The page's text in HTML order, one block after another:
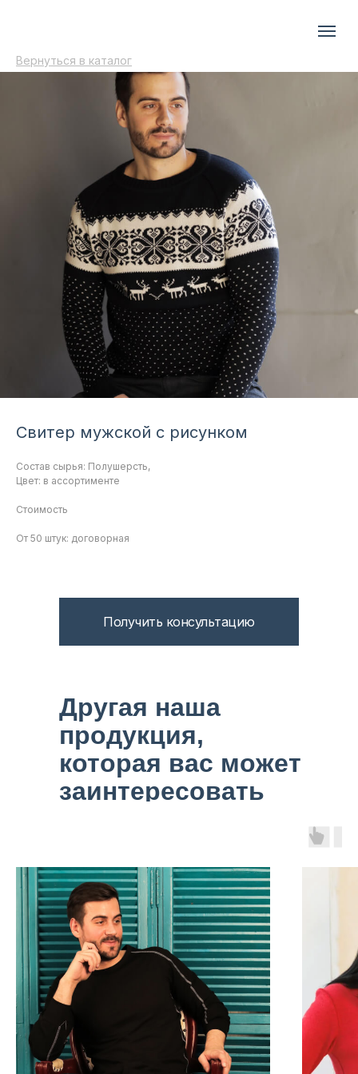
Вернуться в каталог
Свитер мужской с рисунком
Состав сырья: Полушерсть,
Цвет: в ассортименте
Стоимость
От 50 штук: договорная
Получить консультацию
Другая наша
продукция,
которая вас может
заинтересовать